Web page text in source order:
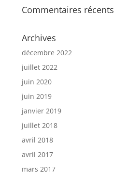
Commentaires récents
Archives
décembre 2022
juillet 2022
juin 2020
juin 2019
janvier 2019
juillet 2018
avril 2018
avril 2017
mars 2017